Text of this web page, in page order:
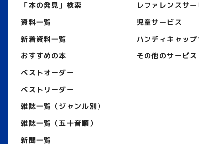
「本の発見」検索
資料一覧
新着資料一覧
おすすめの本
ベストオーダー
ベストリーダー
雑誌一覧（ジャンル別）
雑誌一覧（五十音順）
新聞一覧
レファレンスサー
児童サービス
ハンディキャップ
その他のサービス